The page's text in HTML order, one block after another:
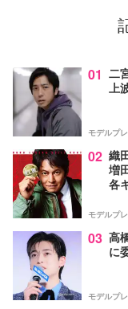
01 二
上
モデルプ
02 織
増
各
モデルプ
03 高
に
モデルプ